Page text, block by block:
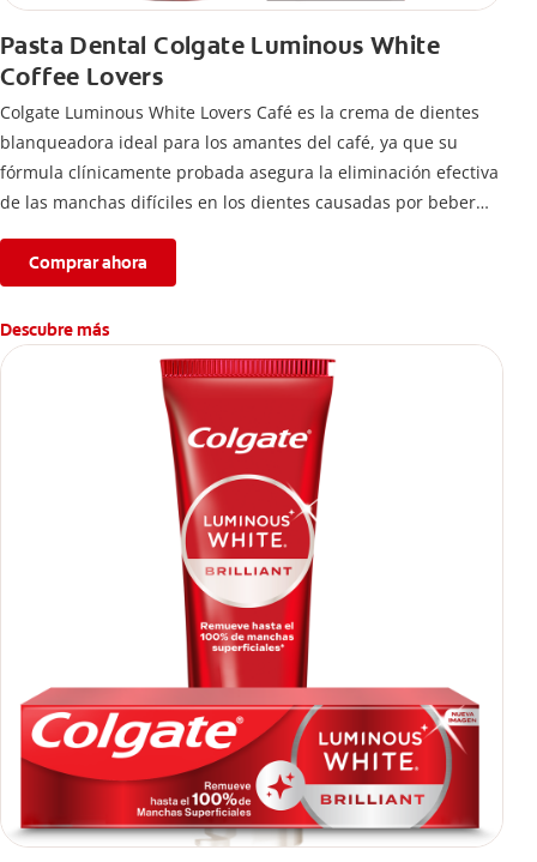
Pasta Dental Colgate Luminous White
Coffee Lovers
Colgate Luminous White Lovers Café es la crema de dientes
blanqueadora ideal para los amantes del café, ya que su
fórmula clínicamente probada asegura la eliminación efectiva
de las manchas difíciles en los dientes causadas por beber
Comprar ahora
Descubre más